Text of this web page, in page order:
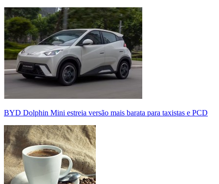
BYD Dolphin Mini estreia versão mais barata para taxistas e PCD